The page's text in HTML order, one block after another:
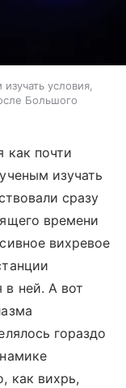
условия,
Большого
как почти
изучать
сразу
времени
вихревое
ней. А вот
гораздо
как вихрь,